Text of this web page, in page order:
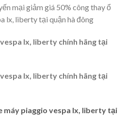
mại giảm giá 50% công thay ổ
lx, liberty tại quận hà đông
lx, liberty chính hãng tại
lx, liberty chính hãng tại
máy piaggio vespa lx, liberty tại